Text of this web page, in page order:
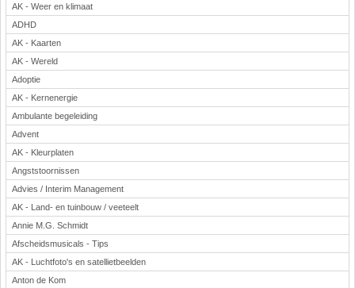
AK - Weer en klimaat
ADHD
AK - Kaarten
AK - Wereld
Adoptie
AK - Kernenergie
Ambulante begeleiding
Advent
AK - Kleurplaten
Angststoornissen
Advies / Interim Management
AK - Land- en tuinbouw / veeteelt
Annie M.G. Schmidt
Afscheidsmusicals - Tips
AK - Luchtfoto's en satellietbeelden
Anton de Kom